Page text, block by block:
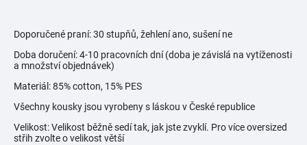
Doporučené praní: 30 stupňů, žehlení ano, sušení ne
Doba doručení: 4-10 pracovních dní (doba je závislá na vytíženosti
a množství objednávek)
Materiál: 85% cotton, 15% PES
Všechny kousky jsou vyrobeny s láskou v České republice
Velikost: Velikost běžně sedí tak, jak jste zvyklí. Pro více oversized
střih zvolte o velikost větší